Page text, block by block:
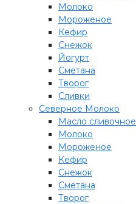
Молоко
Мороженое
Кефир
Снежок
Йогурт
Сметана
Творог
Сливки
Северное Молоко
Масло сливочное
Молоко
Мороженое
Кефир
Снежок
Сметана
Творог